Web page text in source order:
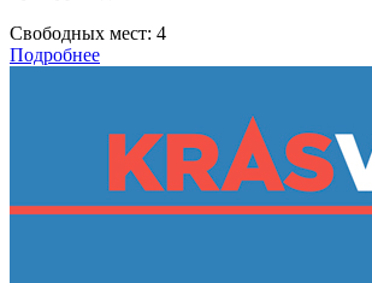
Свободных мест: 4
Подробнее